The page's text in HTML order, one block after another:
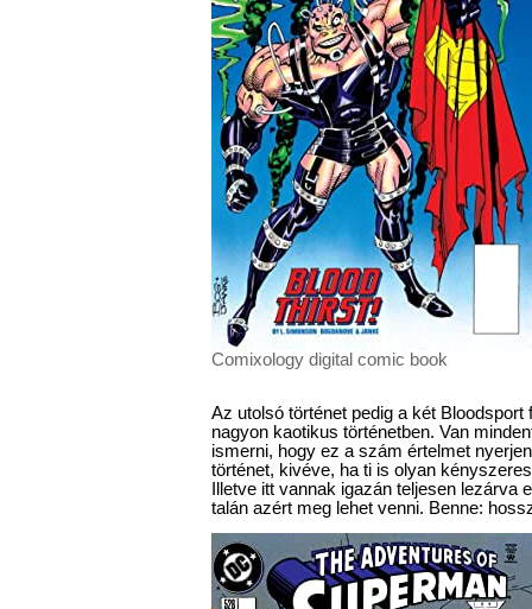
Comixology digital comic book
Az utolsó történet pedig a két Bloodsport
nagyon kaotikus történetben. Van
ismerni, hogy ez a szám értelmet
történet, kivéve, ha ti is olyan
Illetve itt vannak igazán teljesen lezárva
talán azért meg lehet venni. Benne: